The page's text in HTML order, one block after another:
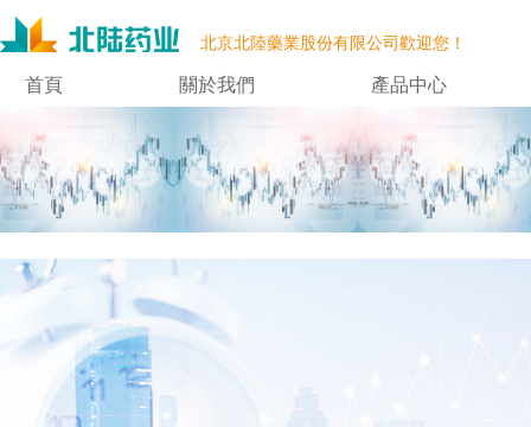
北京北陸藥業股份有限公司歡迎您！
首頁 關於我們 產品中心